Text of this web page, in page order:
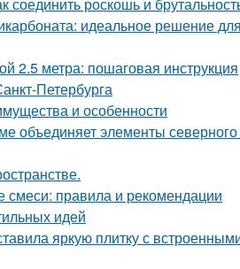
идеальное решение
2.5 метра: пошаговая инструкция
Петербурга
и особенности
объединяет элементы
смеси: правила и рекомендации
идей
яркую плитку с